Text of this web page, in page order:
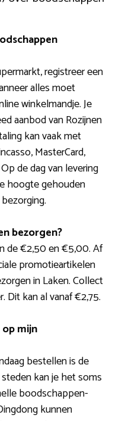
registreer een
alles moet
winkelmandje. Je
aanbod van Rozijnen
kan vaak met
MasterCard,
de dag van levering
hoogte gehouden
bezorgen?
de €2,50 en €5,00. Af
promotieartikelen
in Laken. Collect
Dit kan al vanaf €2,75.
mijn
bestellen is de
kan je het soms
boodschappen-
kunnen